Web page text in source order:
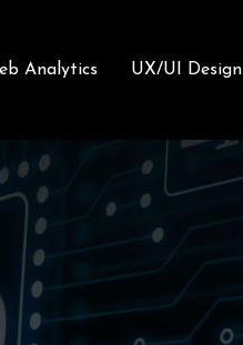
Analytics UX/UI Design